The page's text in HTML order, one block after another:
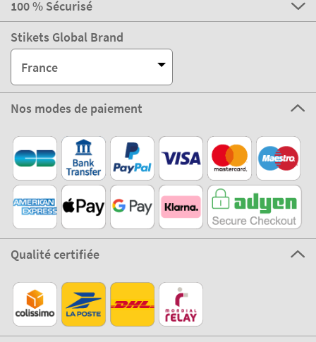
Service clients
A propos de STIKETS
100 % Sécurisé
Stikets Global Brand
France
Nos modes de paiement